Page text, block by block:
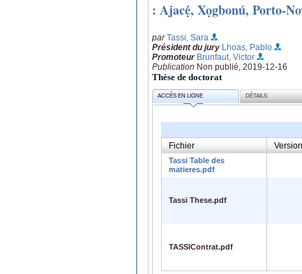
: Ajacẹ́, Xọgbonú, Porto-
parTassi, Sara
Président du jury Lhoas, Pablo
Promoteur Brunfaut, Victor
Publication Non publié, 2019-12-16
Thèse de doctorat
ACCÈS EN LIGNE DÉTAILS
Fichier Version
Tassi Table des
matieres.pdf
Tassi These.pdf
TASSIContrat.pdf